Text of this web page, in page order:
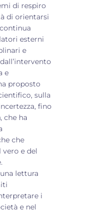
di respiro
di orientarsi
esterni
e
e
proposto
sulla
fino
, che ha
che
vero e del
lettura
i
e nel